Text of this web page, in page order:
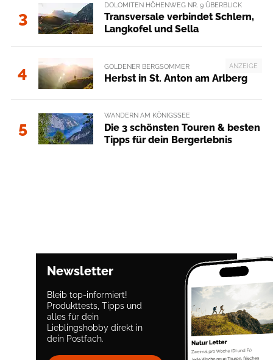
3
DOLOMITEN HÖHENWEG NR. 9 ÜBERBLICK
Transversale verbindet Schlern,
Langkofel und Sella
4 ANZEIGE
GOLDENER BERGSOMMER
Herbst in St. Anton am Arlberg
5
WANDERN AM KÖNIGSSEE
Die 3 schönsten Touren & besten
Tipps für dein Bergerlebnis
Newsletter
Bleib top-informiert!
Produkttests, Tipps und
alles für dein
Lieblingshobby direkt in
dein Postfach.